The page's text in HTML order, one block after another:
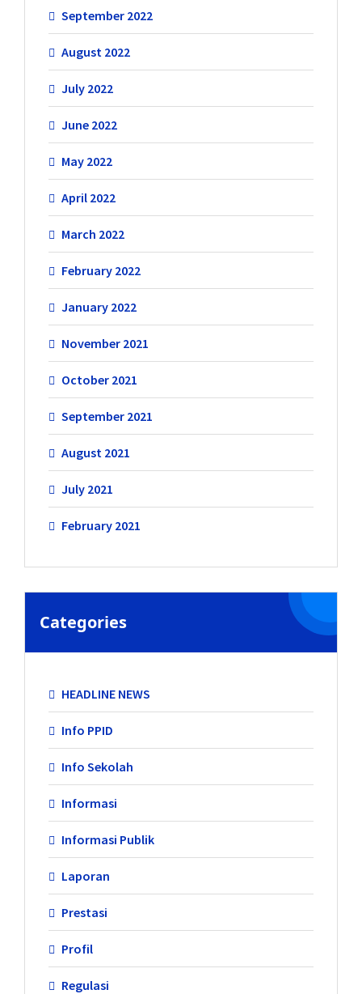
September 2022
August 2022
July 2022
June 2022
May 2022
April 2022
March 2022
February 2022
January 2022
November 2021
October 2021
September 2021
August 2021
July 2021
February 2021
Categories
HEADLINE NEWS
Info PPID
Info Sekolah
Informasi
Informasi Publik
Laporan
Prestasi
Profil
Regulasi